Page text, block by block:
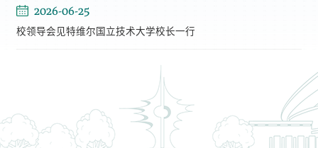
2026-06-25
校领导会见特维尔国立技术大学校长一行